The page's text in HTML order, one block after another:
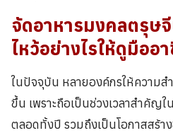
จัดอาหารมงคลตรุษ
ไหว้อย่างไรให้ดูมืออ
ในปัจจุบัน หลายองค์กรให้ความ
ขึ้น เพราะถือเป็นช่วงเวลาสำคัญใ
ตลอดทั้งปี รวมถึงเป็นโอกาสสร้า